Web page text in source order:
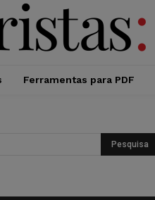
Ferramentas para PDF